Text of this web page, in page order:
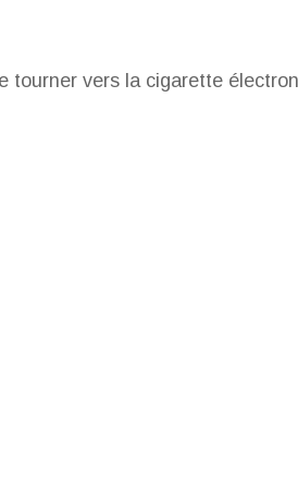
tourner vers la cigarette